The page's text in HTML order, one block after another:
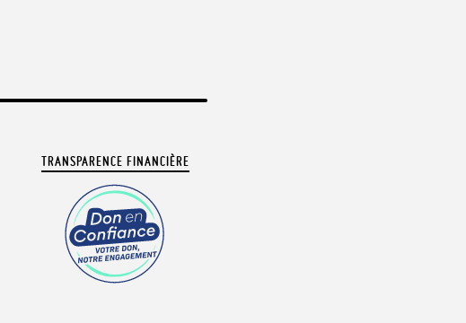
TRANSPARENCE FINANCIÈRE